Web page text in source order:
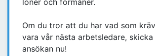
löner och förmåner.
Om du tror att du har vad som
vara vår nästa arbetsledare,
ansökan nu!